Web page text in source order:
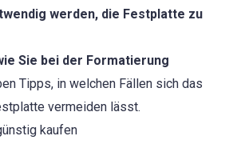
werden, die Festplatte zu
Sie bei der Formatierung
Tipps, in welchen Fällen sich das
vermeiden lässt.
kaufen